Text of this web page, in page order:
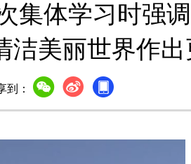
集体学习时强
洁美丽世界作
到：